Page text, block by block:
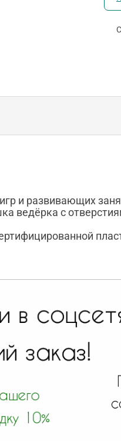
и развивающих
ведёрка с